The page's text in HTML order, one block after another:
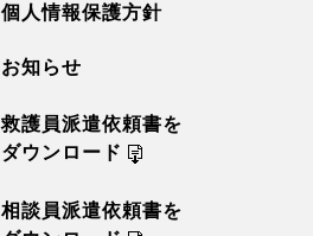
個人情報保護方針
お知らせ
救護員派遣依頼書を
ダウンロード
相談員派遣依頼書を